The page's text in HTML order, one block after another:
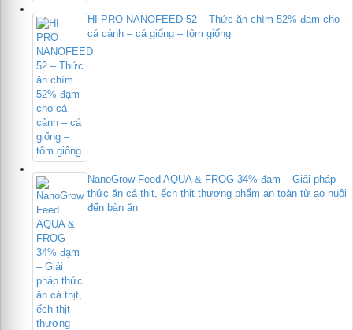
HI-PRO NANOFEED 52 – Thức ăn chìm 52% đạm cho
cá cảnh – cá giống – tôm giống
NanoGrow Feed AQUA & FROG 34% đạm – Giải pháp
thức ăn cá thịt, ếch thịt thương phẩm an toàn từ ao nuôi
đến bàn ăn